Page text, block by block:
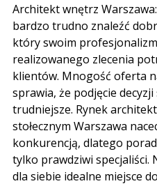
Architekt wnętrz
bardzo trudno znaleźć
który swoim
realizowanego zlecenia
klientów. Mnogość oferta
sprawia, że podjęcie decyzji
trudniejsze. Rynek
stołecznym Warszawa
konkurencją, dlatego
tylko prawdziwi specjaliści.
dla siebie idealne miejsce